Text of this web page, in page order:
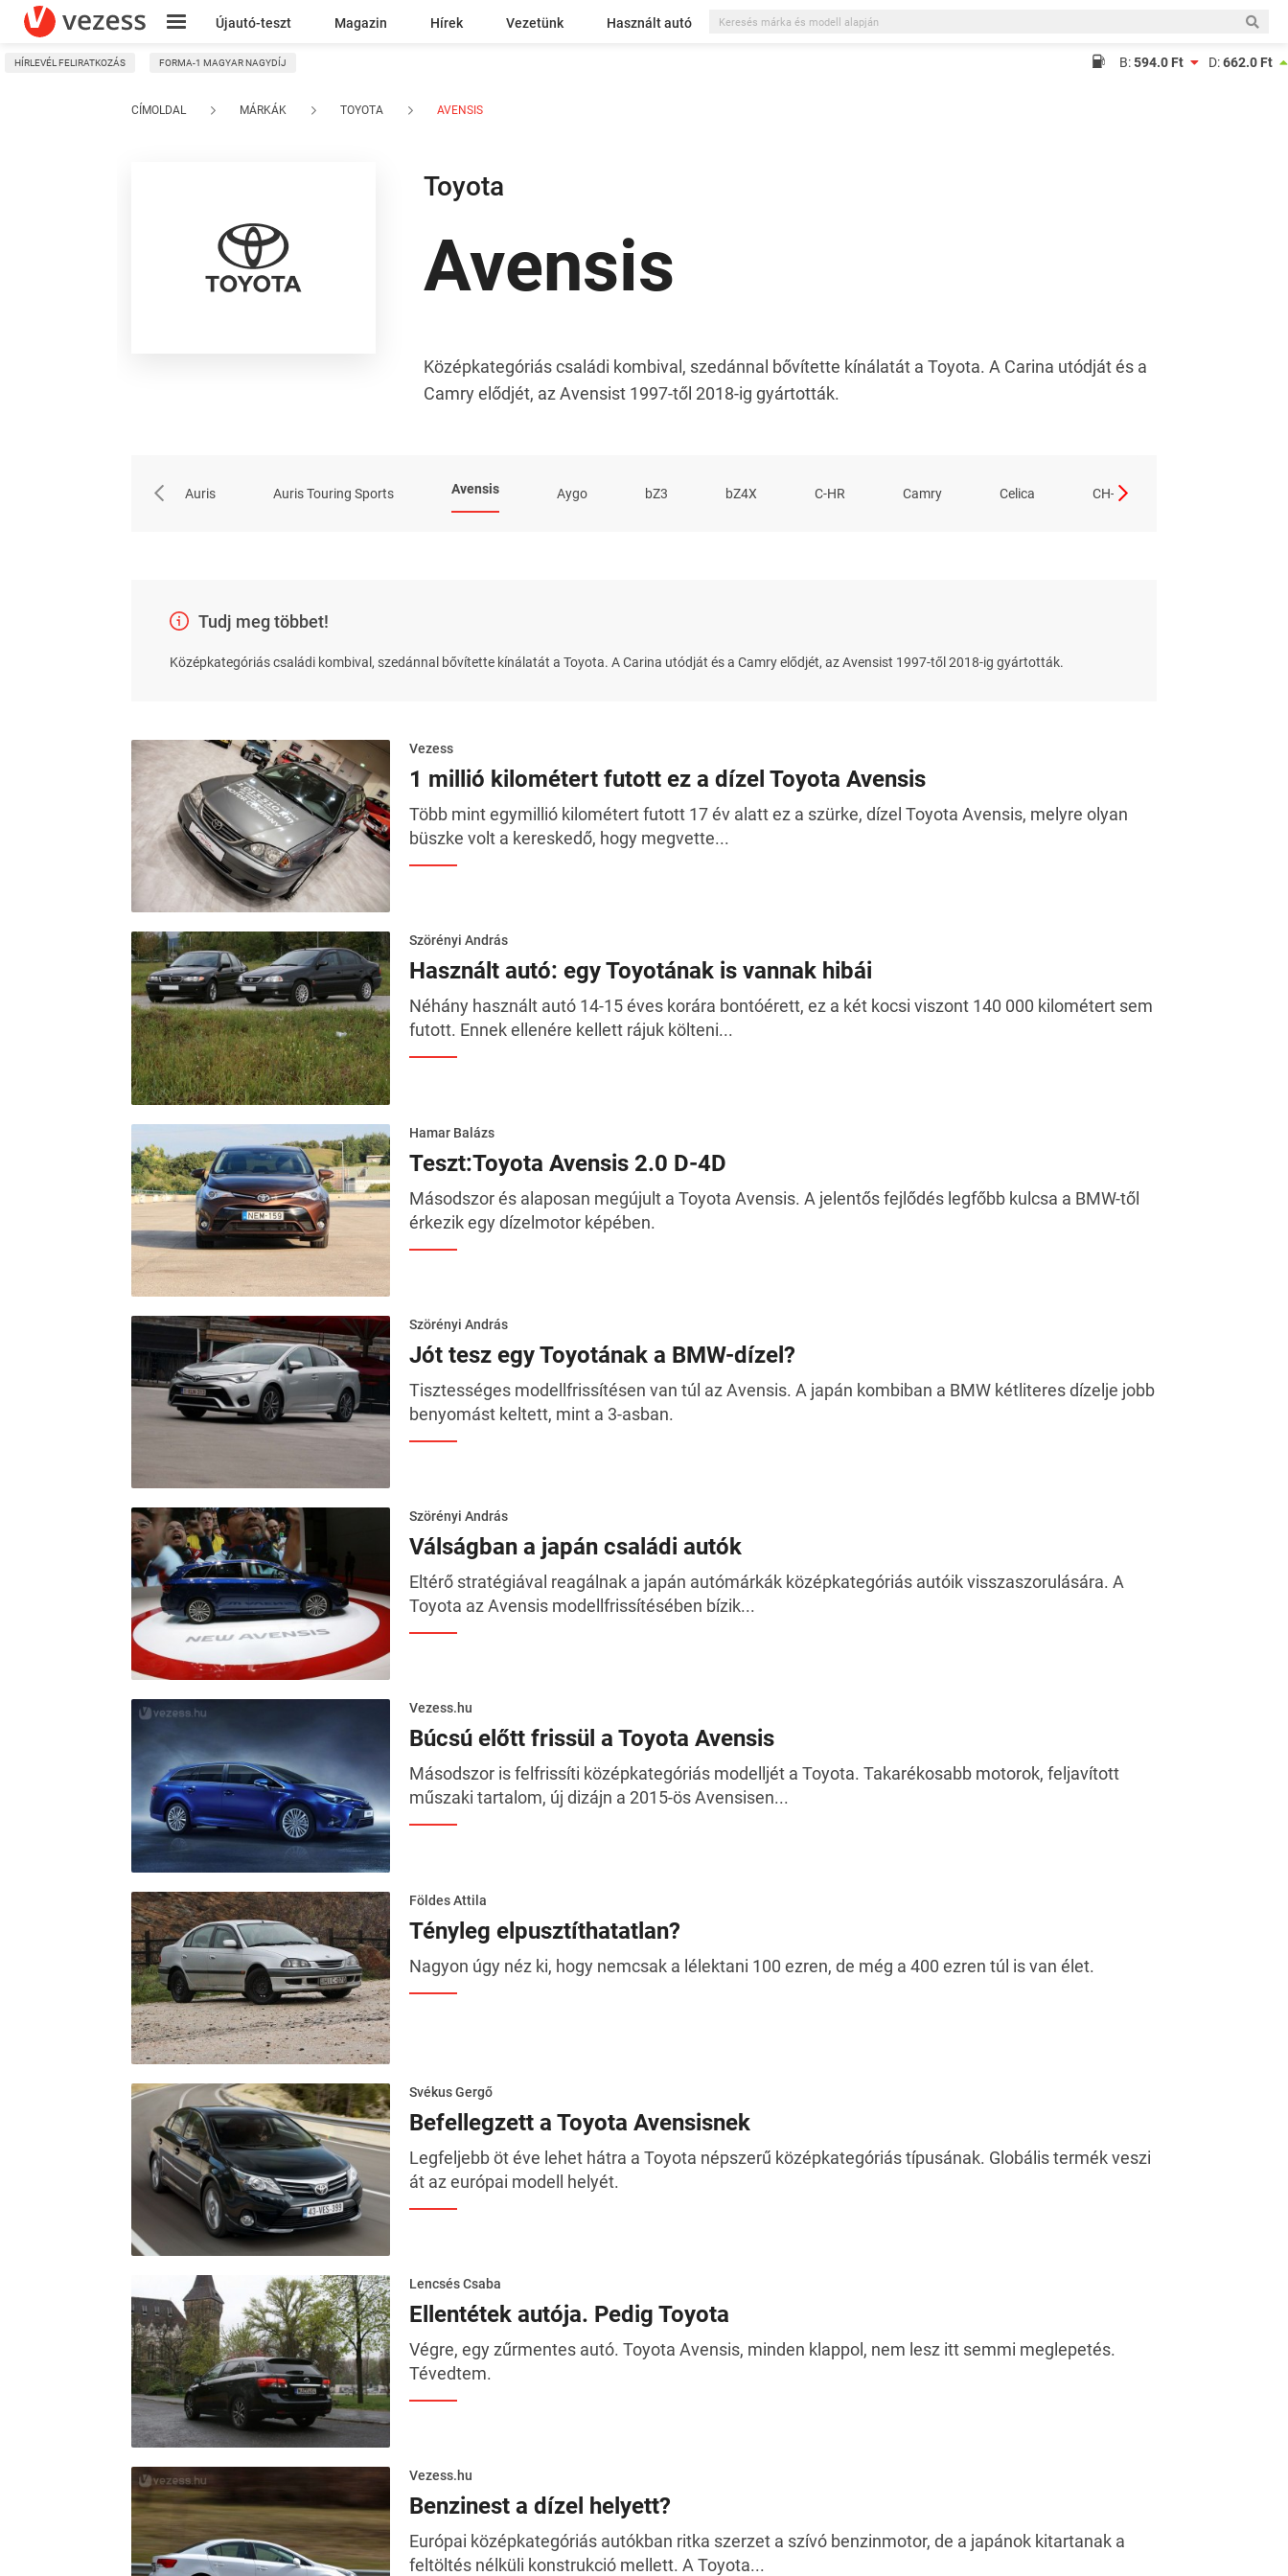
Újautó-teszt Magazin Hírek Vezetünk Használt autó
Kresz
HÍRLEVÉL FELIRATKOZÁS FORMA-1 MAGYAR NAGYDÍJ B:594.0 Ft D:662.0 Ft
CÍMOLDAL MÁRKÁK TOYOTA AVENSIS
Toyota
Avensis
Középkategóriás családi kombival, szedánnal bővítette kínálatát a Toyota. A Carina utódját és a
Camry elődjét, az Avensist 1997-től 2018-ig gyártották.
Auris Auris Touring Sports Avensis Aygo bZ3 bZ4X C-HR Camry Celica CH-R+
Tudj meg többet!
Középkategóriás családi kombival, szedánnal bővítette kínálatát a Toyota. A Carina utódját és a Camry elődjét, az Avensist 1997-től 2018-ig gyártották.
Vezess
1 millió kilométert futott ez a dízel Toyota Avensis
Több mint egymillió kilométert futott 17 év alatt ez a szürke, dízel Toyota Avensis, melyre olyan
büszke volt a kereskedő, hogy megvette...
Szörényi András
Használt autó: egy Toyotának is vannak hibái
Néhány használt autó 14-15 éves korára bontóérett, ez a két kocsi viszont 140 000 kilométert sem
futott. Ennek ellenére kellett rájuk költeni...
Hamar Balázs
Teszt:Toyota Avensis 2.0 D-4D
Másodszor és alaposan megújult a Toyota Avensis. A jelentős fejlődés legfőbb kulcsa a BMW-től
érkezik egy dízelmotor képében.
Szörényi András
Jót tesz egy Toyotának a BMW-dízel?
Tisztességes modellfrissítésen van túl az Avensis. A japán kombiban a BMW kétliteres dízelje jobb
benyomást keltett, mint a 3-asban.
Szörényi András
Válságban a japán családi autók
Eltérő stratégiával reagálnak a japán autómárkák középkategóriás autóik visszaszorulására. A
Toyota az Avensis modellfrissítésében bízik...
Vezess.hu
Búcsú előtt frissül a Toyota Avensis
Másodszor is felfrissíti középkategóriás modelljét a Toyota. Takarékosabb motorok, feljavított
műszaki tartalom, új dizájn a 2015-ös Avensisen...
Földes Attila
Tényleg elpusztíthatatlan?
Nagyon úgy néz ki, hogy nemcsak a lélektani 100 ezren, de még a 400 ezren túl is van élet.
Svékus Gergő
Befellegzett a Toyota Avensisnek
Legfeljebb öt éve lehet hátra a Toyota népszerű középkategóriás típusának. Globális termék veszi
át az európai modell helyét.
Lencsés Csaba
Ellentétek autója. Pedig Toyota
Végre, egy zűrmentes autó. Toyota Avensis, minden klappol, nem lesz itt semmi meglepetés.
Tévedtem.
Vezess.hu
Benzinest a dízel helyett?
Európai középkategóriás autókban ritka szerzet a szívó benzinmotor, de a japánok kitartanak a
feltöltés nélküli konstrukció mellett. A Toyota...